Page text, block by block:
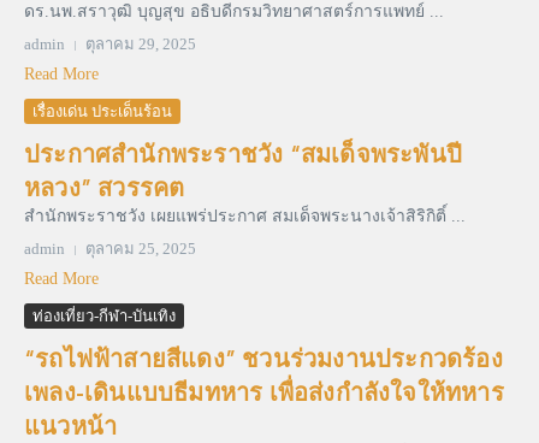
ดร.นพ.สราวุฒิ บุญสุข อธิบดีกรมวิทยาศาสตร์การแพทย์ ...
admin
ตุลาคม 29, 2025
Read More
เรื่องเด่น ประเด็นร้อน
ประกาศสำนักพระราชวัง “สมเด็จพระพันปี
หลวง” สวรรคต
สำนักพระราชวัง เผยแพร่ประกาศ สมเด็จพระนางเจ้าสิริกิติ์ ...
admin
ตุลาคม 25, 2025
Read More
ท่องเที่ยว-กีฬา-บันเทิง
“รถไฟฟ้าสายสีแดง” ชวนร่วมงานประกวดร้อง
เพลง-เดินแบบธีมทหาร เพื่อส่งกำลังใจให้ทหาร
แนวหน้า